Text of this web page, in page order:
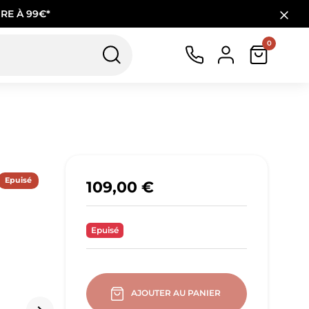
À 99€*
0
Epuisé 109,00 €
Epuisé
AJOUTER AU PANIER